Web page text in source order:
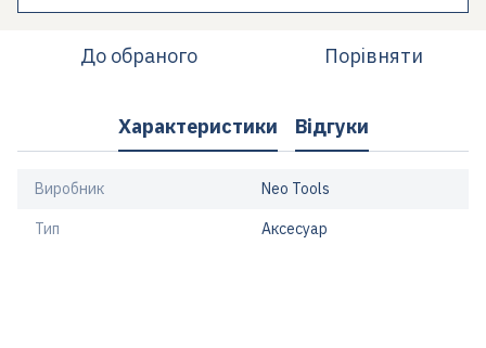
До обраного Порівняти
Характеристики Відгуки
Виробник Neo Tools
Тип Аксесуар